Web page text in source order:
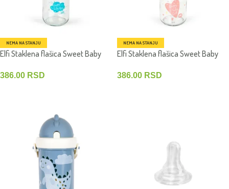
NEMA NA STANJU
Elfi Staklena flašica Sweet Baby
386.00 RSD
NEMA NA STANJU
Elfi Staklena flašica Sweet Baby
386.00 RSD